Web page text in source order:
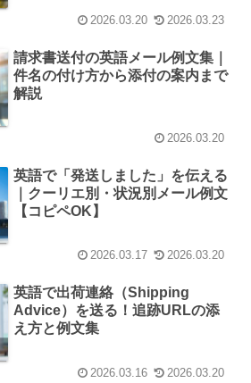
2026.03.20 2026.03.23
請求書送付の英語メール例文集｜
件名の付け方から添付の案内まで
解説
2026.03.20
英語で「発送しました」を伝える
｜クーリエ別・状況別メール例文
【コピペOK】
2026.03.17 2026.03.20
英語で出荷連絡（Shipping
Advice）を送る！追跡URLの添
え方と例文集
2026.03.16 2026.03.20